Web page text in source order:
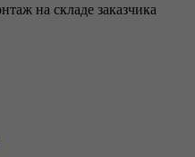
на складе заказчика